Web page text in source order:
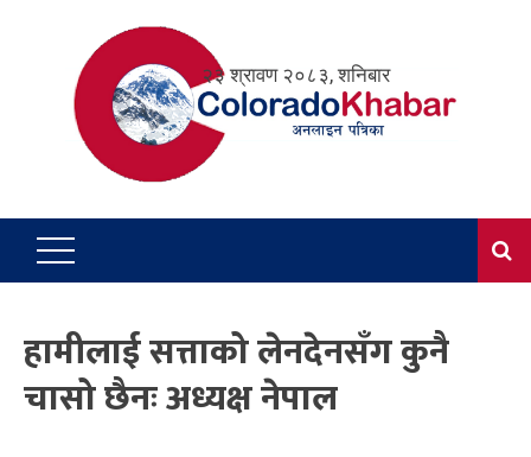
२३ श्रावण २०८३, शनिबार
हामीलाई सत्ताको लेनदेनसँग कुनै
चासो छैनः अध्यक्ष नेपाल